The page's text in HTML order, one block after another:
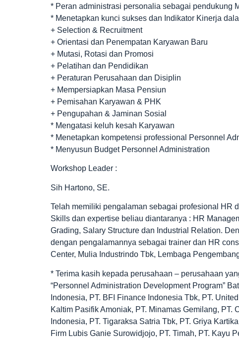
* Peran administrasi personalia sebagai pendukung
* Menetapkan kunci sukses dan Indikator Kinerja
+ Selection & Recruitment
+ Orientasi dan Penempatan Karyawan Baru
+ Mutasi, Rotasi dan Promosi
+ Pelatihan dan Pendidikan
+ Peraturan Perusahaan dan Disiplin
+ Mempersiapkan Masa Pensiun
+ Pemisahan Karyawan & PHK
+ Pengupahan & Jaminan Sosial
* Mengatasi keluh kesah Karyawan
* Menetapkan kompetensi professional Personnel
* Menyusun Budget Personnel Administration
Workshop Leader :
Sih Hartono, SE.
Telah memiliki pengalaman sebagai profesional
Skills dan expertise beliau diantaranya : HR
Grading, Salary Structure dan Industrial Relation.
dengan pengalamannya sebagai trainer dan HR
Center, Mulia Industrindo Tbk, Lembaga
* Terima kasih kepada perusahaan – perusahaan
“Personnel Administration Development Program”
Indonesia, PT. BFI Finance Indonesia Tbk, PT.
Kaltim Pasifik Amoniak, PT. Minamas Gemilang, PT.
Indonesia, PT. Tigaraksa Satria Tbk, PT. Griya
Firm Lubis Ganie Surowidjojo, PT. Timah, PT. Kayu